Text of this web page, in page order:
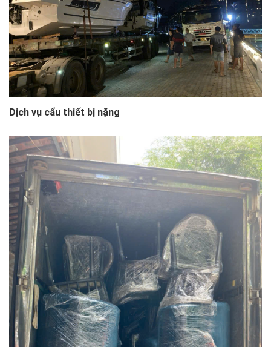
Dịch vụ cẩu thiết bị nặng